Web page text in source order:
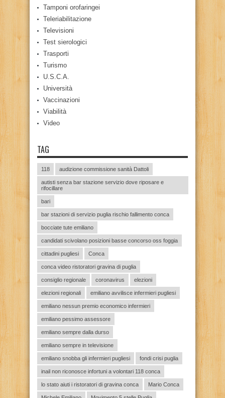
Tamponi orofaringei
Teleriabilitazione
Televisioni
Test sierologici
Trasporti
Turismo
U.S.C.A.
Università
Vaccinazioni
Viabilità
Video
TAG
118 audizione commissione sanità Dattoli
autisti senza bar stazione servizio dove riposare e
rifocillare
bari
bar stazioni di servizio puglia rischio fallimento conca
bocciate tute emiliano
candidati scivolano posizioni basse concorso oss foggia
cittadini pugliesi Conca
conca video ristoratori gravina di puglia
consiglio regionale coronavirus elezioni
elezioni regionali emiliano avvilisce infermieri pugliesi
emiliano nessun premio economico infermieri
emiliano pessimo assessore
emiliano sempre dalla durso
emiliano sempre in televisione
emiliano snobba gli infermieri pugliesi fondi crisi puglia
inail non riconosce infortuni a volontari 118 conca
lo stato aiuti i ristoratori di gravina conca Mario Conca